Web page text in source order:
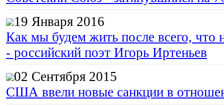
19 Января 2016
Как мы будем жить после всего, что
- российский поэт Игорь Иртеньев
02 Сентября 2015
США ввели новые санкции в